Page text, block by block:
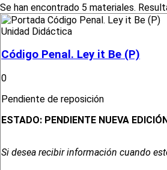
Se han encontrado 5 materiales.
Unidad Didáctica
Código Penal. Ley it Be (P)
0
Pendiente de reposición
ESTADO: PENDIENTE NUEVA
Si desea recibir información cuando